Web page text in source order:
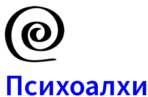
Skip
to
content